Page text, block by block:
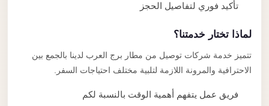
تأكيد فوري لتفاصيل الحجز
لماذا تختار خدمتنا؟
تتميز خدمة شركات توصيل من مطار برج العرب لدينا بالجمع بين
الاحترافية والمرونة اللازمة لتلبية مختلف احتياجات السفر.
فريق عمل يتفهم أهمية الوقت بالنسبة لكم